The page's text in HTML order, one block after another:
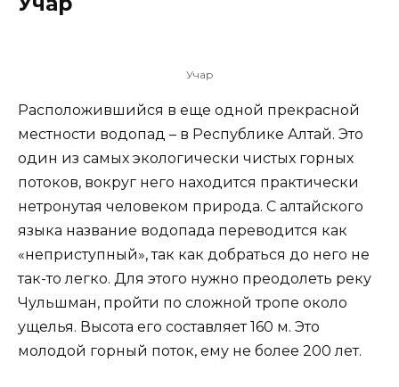
Учар
Расположившийся в еще одной прекрасной
местности водопад – в Республике Алтай. Это
один из самых экологически чистых горных
потоков, вокруг него находится практически
нетронутая человеком природа. С алтайского
языка название водопада переводится как
«неприступный», так как добраться до него не
так-то легко. Для этого нужно преодолеть реку
Чульшман, пройти по сложной тропе около
ущелья. Высота его составляет 160 м. Это
молодой горный поток, ему не более 200 лет.